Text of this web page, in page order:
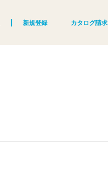
新規登録 カタログ請求